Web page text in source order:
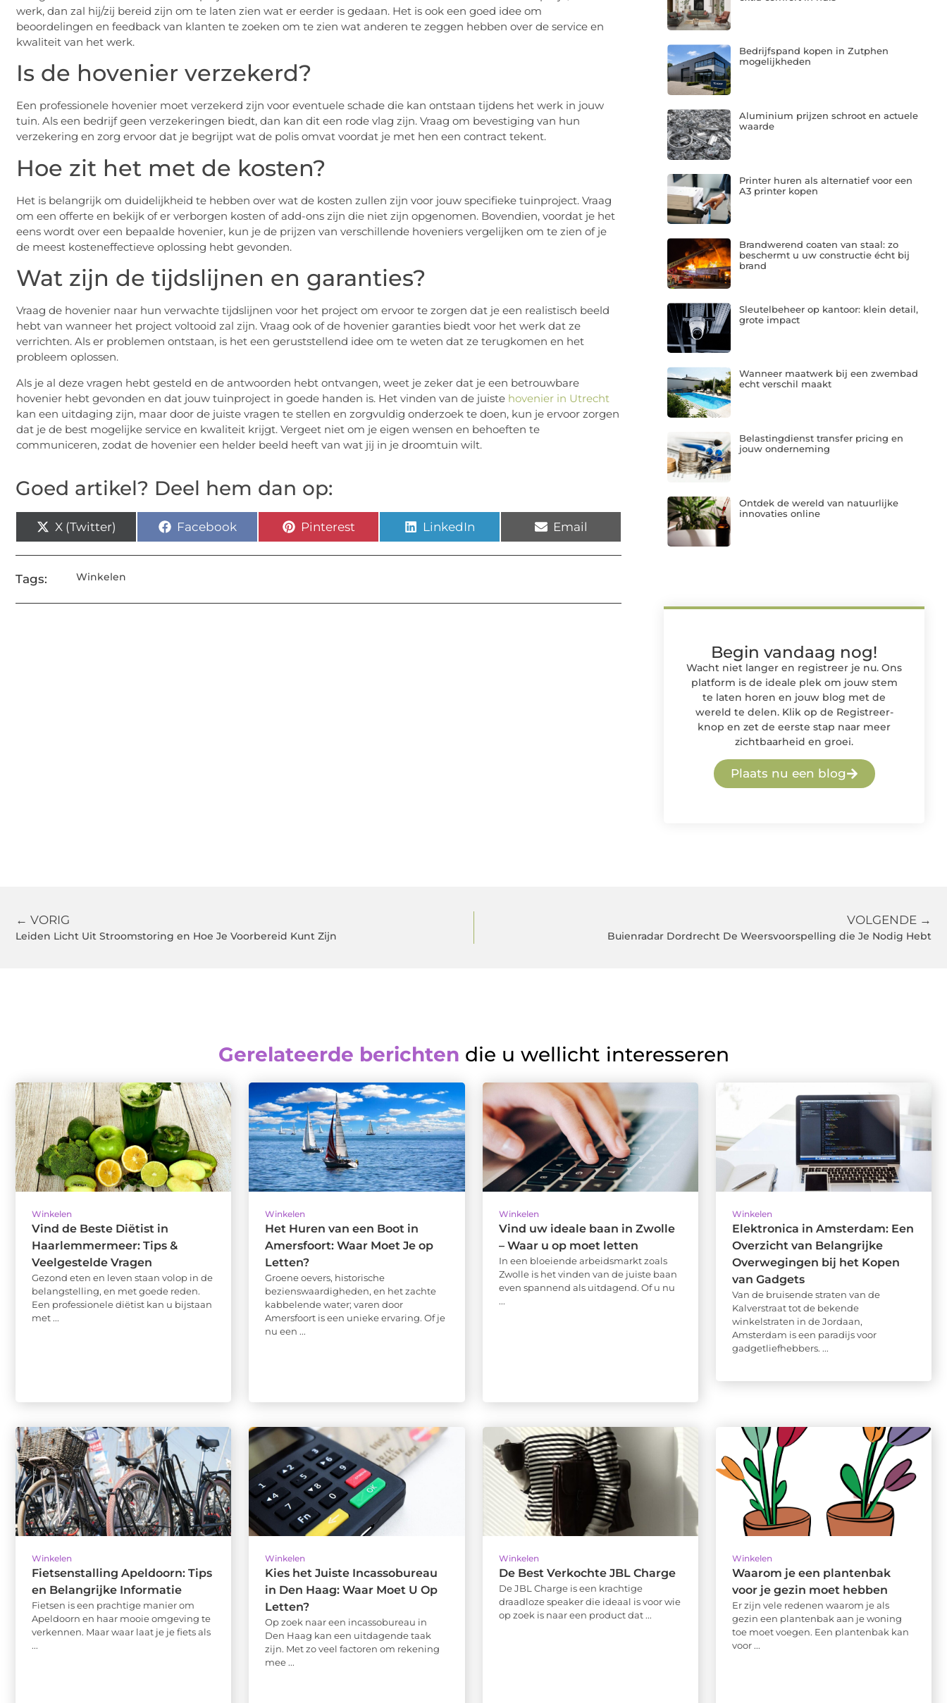
werk, dan zal hij/zij bereid zijn om te laten zien wat er eerder is gedaan. Het is ook een goed idee om
beoordelingen en feedback van klanten te zoeken om te zien wat anderen te zeggen hebben over de service en
kwaliteit van het werk.
Is de hovenier verzekerd?
Een professionele hovenier moet verzekerd zijn voor eventuele schade die kan ontstaan tijdens het werk in jouw
tuin. Als een bedrijf geen verzekeringen biedt, dan kan dit een rode vlag zijn. Vraag om bevestiging van hun
verzekering en zorg ervoor dat je begrijpt wat de polis omvat voordat je met hen een contract tekent.
Hoe zit het met de kosten?
Het is belangrijk om duidelijkheid te hebben over wat de kosten zullen zijn voor jouw specifieke tuinproject. Vraag
om een offerte en bekijk of er verborgen kosten of add-ons zijn die niet zijn opgenomen. Bovendien, voordat je het
eens wordt over een bepaalde hovenier, kun je de prijzen van verschillende hoveniers vergelijken om te zien of je
de meest kosteneffectieve oplossing hebt gevonden.
Wat zijn de tijdslijnen en garanties?
Vraag de hovenier naar hun verwachte tijdslijnen voor het project om ervoor te zorgen dat je een realistisch beeld
hebt van wanneer het project voltooid zal zijn. Vraag ook of de hovenier garanties biedt voor het werk dat ze
verrichten. Als er problemen ontstaan, is het een geruststellend idee om te weten dat ze terugkomen en het
probleem oplossen.
Als je al deze vragen hebt gesteld en de antwoorden hebt ontvangen, weet je zeker dat je een betrouwbare
hovenier hebt gevonden en dat jouw tuinproject in goede handen is. Het vinden van de juiste hovenier in Utrecht
kan een uitdaging zijn, maar door de juiste vragen te stellen en zorgvuldig onderzoek te doen, kun je ervoor zorgen
dat je de best mogelijke service en kwaliteit krijgt. Vergeet niet om je eigen wensen en behoeften te
communiceren, zodat de hovenier een helder beeld heeft van wat jij in je droomtuin wilt.
Goed artikel? Deel hem dan op:
X (Twitter) Facebook Pinterest LinkedIn Email
Tags: Winkelen
Bedrijfspand kopen in Zutphen
mogelijkheden
Aluminium prijzen schroot en actuele
waarde
Printer huren als alternatief voor een
A3 printer kopen
Brandwerend coaten van staal: zo
beschermt u uw constructie écht bij
brand
Sleutelbeheer op kantoor: klein detail,
grote impact
Wanneer maatwerk bij een zwembad
echt verschil maakt
Belastingdienst transfer pricing en
jouw onderneming
Ontdek de wereld van natuurlijke
innovaties online
Begin vandaag nog!
Wacht niet langer en registreer je nu. Ons
platform is de ideale plek om jouw stem
te laten horen en jouw blog met de
wereld te delen. Klik op de Registreer-
knop en zet de eerste stap naar meer
zichtbaarheid en groei.
Plaats nu een blog
← VORIG
Leiden Licht Uit Stroomstoring en Hoe Je Voorbereid Kunt Zijn
VOLGENDE →
Buienradar Dordrecht De Weersvoorspelling die Je Nodig Hebt
Gerelateerde berichten die u wellicht interesseren
Winkelen
Vind de Beste Diëtist in
Haarlemmermeer: Tips &
Veelgestelde Vragen
Gezond eten en leven staan volop in de
belangstelling, en met goede reden.
Een professionele diëtist kan u bijstaan
met ...
Winkelen
Het Huren van een Boot in
Amersfoort: Waar Moet Je op
Letten?
Groene oevers, historische
bezienswaardigheden, en het zachte
kabbelende water; varen door
Amersfoort is een unieke ervaring. Of je
nu een ...
Winkelen
Vind uw ideale baan in Zwolle
– Waar u op moet letten
In een bloeiende arbeidsmarkt zoals
Zwolle is het vinden van de juiste baan
even spannend als uitdagend. Of u nu
...
Winkelen
Elektronica in Amsterdam: Een
Overzicht van Belangrijke
Overwegingen bij het Kopen
van Gadgets
Van de bruisende straten van de
Kalverstraat tot de bekende
winkelstraten in de Jordaan,
Amsterdam is een paradijs voor
gadgetliefhebbers. ...
Winkelen
Fietsenstalling Apeldoorn: Tips
en Belangrijke Informatie
Fietsen is een prachtige manier om
Apeldoorn en haar mooie omgeving te
verkennen. Maar waar laat je je fiets als
...
Winkelen
Kies het Juiste Incassobureau
in Den Haag: Waar Moet U Op
Letten?
Op zoek naar een incassobureau in
Den Haag kan een uitdagende taak
zijn. Met zo veel factoren om rekening
mee ...
Winkelen
De Best Verkochte JBL Charge
De JBL Charge is een krachtige
draadloze speaker die ideaal is voor wie
op zoek is naar een product dat ...
Winkelen
Waarom je een plantenbak
voor je gezin moet hebben
Er zijn vele redenen waarom je als
gezin een plantenbak aan je woning
toe moet voegen. Een plantenbak kan
voor ...